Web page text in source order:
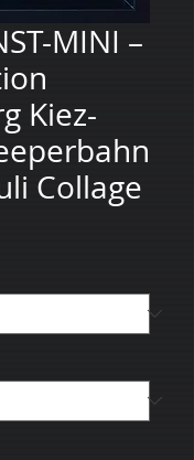
MINI –
Kiez-
Collage